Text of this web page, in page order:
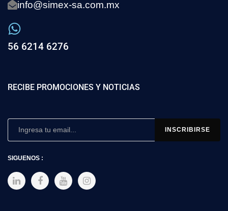
info@simex-sa.com.mx
56 6214 6276
RECIBE PROMOCIONES Y NOTICIAS
SIGUENOS :